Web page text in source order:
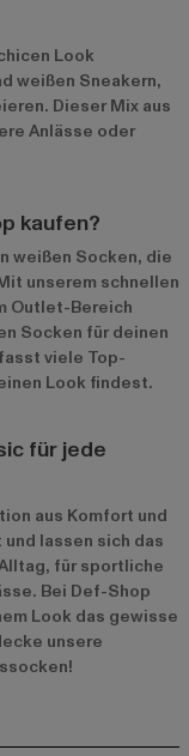
Look
weißen Sneakern,
Dieser Mix aus
Anlässe oder
kaufen?
weißen Socken, die
unserem schnellen
Outlet-Bereich
Socken für deinen
viele Top-
Look findest.
für jede
aus Komfort und
lassen sich das
für sportliche
Bei Def-Shop
Look das gewisse
unsere